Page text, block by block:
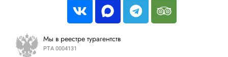
Мы в реестре турагентств
РТА 0004131